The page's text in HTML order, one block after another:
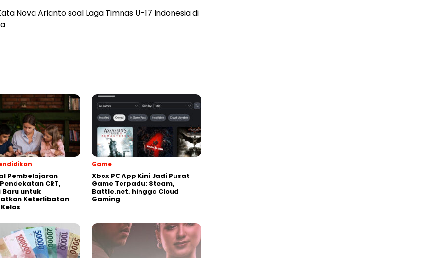
Nova Arianto soal Laga Timnas U-17 Indonesia di
Pembelajaran
CRT,
untuk
Keterlibatan
Game
Xbox PC App Kini Jadi Pusat
Game Terpadu: Steam,
Battle.net, hingga Cloud
Gaming